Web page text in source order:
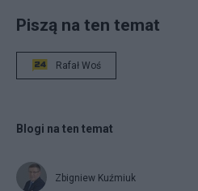
Piszą na ten temat
Rafał Woś
Blogi na ten temat
Zbigniew Kuźmiuk